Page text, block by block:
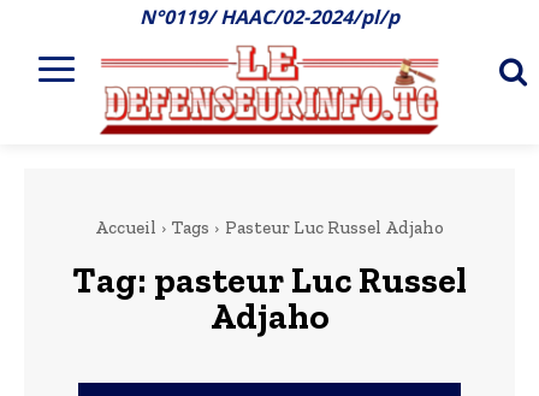
N°0119/ HAAC/02-2024/pl/p
Accueil Tags Pasteur Luc Russel Adjaho
Tag: pasteur Luc Russel
Adjaho